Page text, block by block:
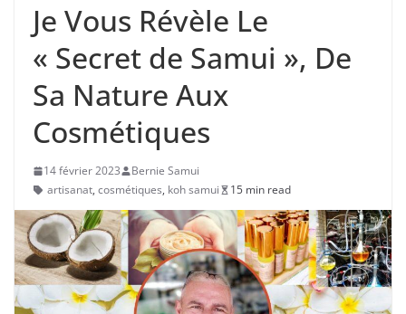
Je Vous Révèle Le
« Secret de Samui », De
Sa Nature Aux
Cosmétiques
14 février 2023
Bernie Samui
artisanat, cosmétiques, koh samui 15 min read